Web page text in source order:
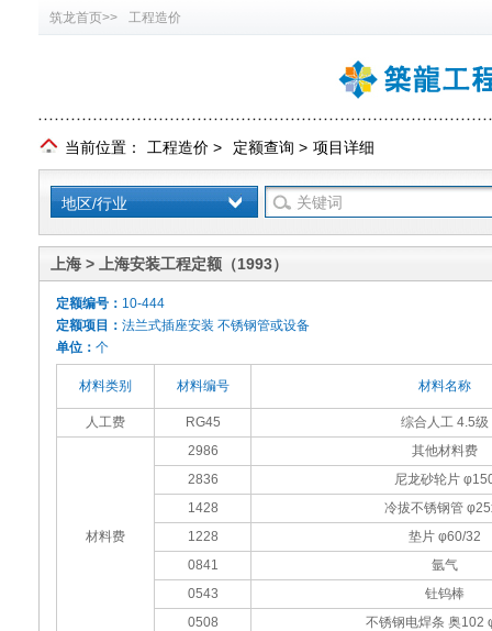
筑龙首页>> 工程造价
当前位置： 工程造价 > 定额查询 > 项目详细
地区/行业
上海 > 上海安装工程定额（1993）
定额编号： 10-444
定额项目： 法兰式插座安装 不锈钢管或设备
单位： 个
材料类别 材料编号 材料名称
人工费 RG45 综合人工 4.5级
材料费
2986
其他材料费
2836
尼龙砂轮片
1428
冷拔不锈钢管
1228
垫片 φ60/32
0841
氩气
0543
钍钨棒
0508
不锈钢电焊条 奥102